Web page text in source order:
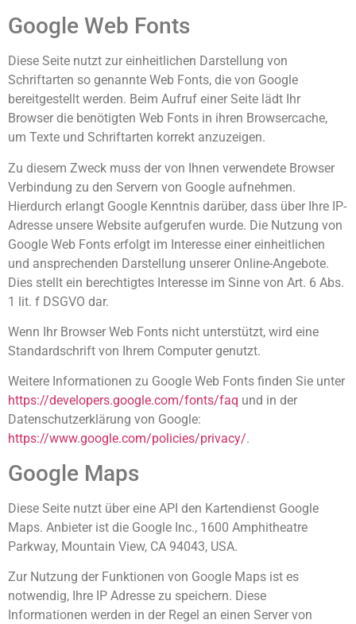
Google Web Fonts
Diese Seite nutzt zur einheitlichen Darstellung von
Schriftarten so genannte Web Fonts, die von Google
bereitgestellt werden. Beim Aufruf einer Seite lädt Ihr
Browser die benötigten Web Fonts in ihren Browsercache,
um Texte und Schriftarten korrekt anzuzeigen.
Zu diesem Zweck muss der von Ihnen verwendete Browser
Verbindung zu den Servern von Google aufnehmen.
Hierdurch erlangt Google Kenntnis darüber, dass über Ihre IP-
Adresse unsere Website aufgerufen wurde. Die Nutzung von
Google Web Fonts erfolgt im Interesse einer einheitlichen
und ansprechenden Darstellung unserer Online-Angebote.
Dies stellt ein berechtigtes Interesse im Sinne von Art. 6 Abs.
1 lit. f DSGVO dar.
Wenn Ihr Browser Web Fonts nicht unterstützt, wird eine
Standardschrift von Ihrem Computer genutzt.
Weitere Informationen zu Google Web Fonts finden Sie unter
https://developers.google.com/fonts/faq und in der
Datenschutzerklärung von Google:
https://www.google.com/policies/privacy/.
Google Maps
Diese Seite nutzt über eine API den Kartendienst Google
Maps. Anbieter ist die Google Inc., 1600 Amphitheatre
Parkway, Mountain View, CA 94043, USA.
Zur Nutzung der Funktionen von Google Maps ist es
notwendig, Ihre IP Adresse zu speichern. Diese
Informationen werden in der Regel an einen Server von